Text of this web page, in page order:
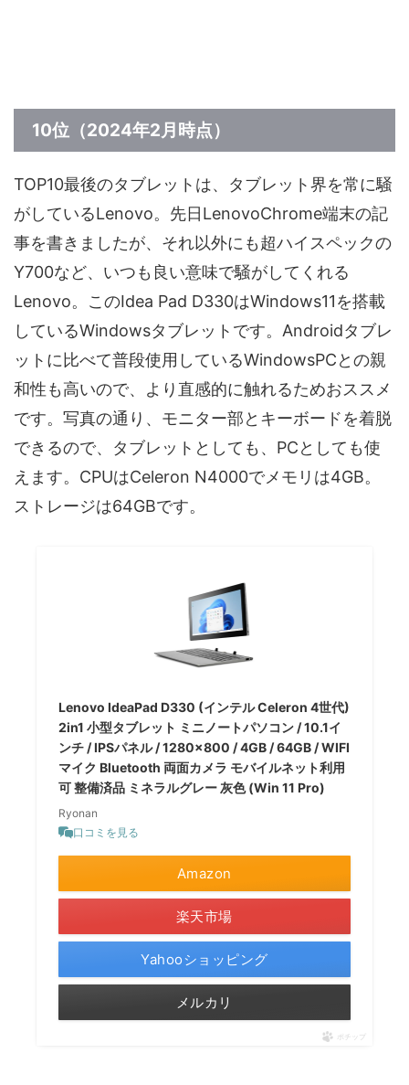
10位（2024年2月時点）
TOP10最後のタブレットは、タブレット界を常に騒
がしているLenovo。先日LenovoChrome端末の記
事を書きましたが、それ以外にも超ハイスペックの
Y700など、いつも良い意味で騒がしてくれる
Lenovo。このIdea Pad D330はWindows11を搭載
しているWindowsタブレットです。Androidタブレ
ットに比べて普段使用しているWindowsPCとの親
和性も高いので、より直感的に触れるためおススメ
です。写真の通り、モニター部とキーボードを着脱
できるので、タブレットとしても、PCとしても使
えます。CPUはCeleron N4000でメモリは4GB。
ストレージは64GBです。
Lenovo IdeaPad D330 (インテル Celeron 4世代)
2in1 小型タブレット ミニノートパソコン / 10.1イ
ンチ / IPSパネル / 1280×800 / 4GB / 64GB / WIFI
マイク Bluetooth 両面カメラ モバイルネット利用
可 整備済品 ミネラルグレー 灰色 (Win 11 Pro)
Ryonan
口コミを見る
Amazon
楽天市場
Yahooショッピング
メルカリ
ポチップ